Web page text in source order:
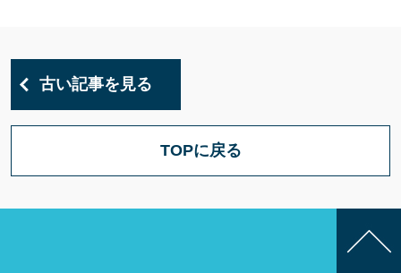
古い記事を見る
TOPに戻る